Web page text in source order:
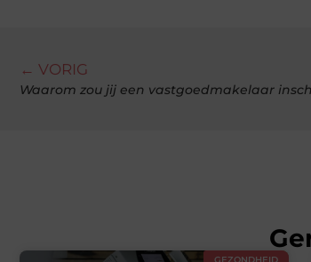
← VORIG
Waarom zou jij een vastgoedmakelaar